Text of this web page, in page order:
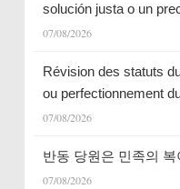
solución justa o un
07/08/2026
Révision des statuts
ou perfectionnement
07/08/2026
반동 당원은 민족의 복
07/08/2026